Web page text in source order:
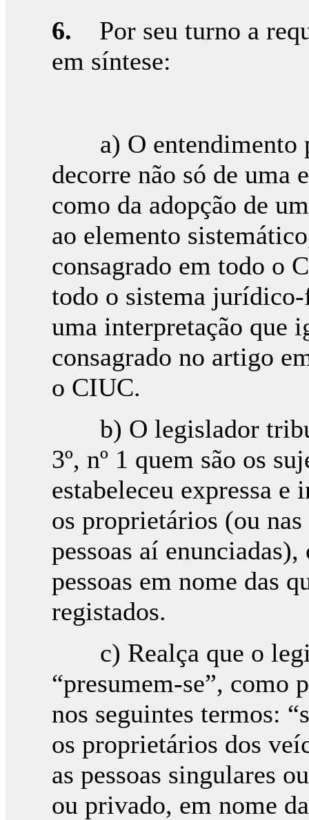
6. Por seu turno a
em síntese:
a) O entendimento
decorre não só de uma
como da adopção de
ao elemento
consagrado em todo o
todo o sistema
uma interpretação que
consagrado no artigo
o CIUC.
b) O legislador
3º, nº 1 quem são os
estabeleceu expressa e
os proprietários (ou
pessoas aí
pessoas em nome das
registados.
c) Realça que o
“presumem-se”, como
nos seguintes termos:
os proprietários dos
as pessoas singulares
ou privado, em nome